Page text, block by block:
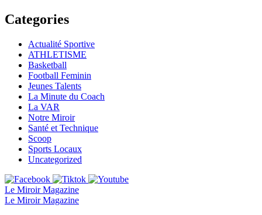
Categories
Actualité Sportive
ATHLETISME
Basketball
Football Feminin
Jeunes Talents
La Minute du Coach
La VAR
Notre Miroir
Santé et Technique
Scoop
Sports Locaux
Uncategorized
Le Miroir Magazine
Le Miroir Magazine